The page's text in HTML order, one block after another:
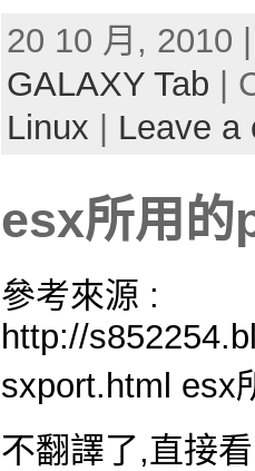
20 10 月, 2010
GALAXY Tab |
Linux
Leave a
esx所用的
參考來源 :
http://
sxport.html esx
不翻譯了,直接